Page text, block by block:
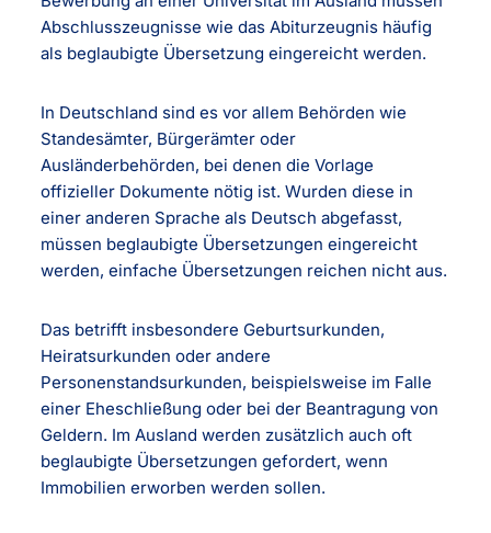
Abschlusszeugnisse wie das Abiturzeugnis häufig
als beglaubigte Übersetzung eingereicht werden.
In Deutschland sind es vor allem Behörden wie
Standesämter, Bürgerämter oder
Ausländerbehörden, bei denen die Vorlage
offizieller Dokumente nötig ist. Wurden diese in
einer anderen Sprache als Deutsch abgefasst,
müssen beglaubigte Übersetzungen eingereicht
werden, einfache Übersetzungen reichen nicht aus.
Das betrifft insbesondere Geburtsurkunden,
Heiratsurkunden oder andere
Personenstandsurkunden, beispielsweise im Falle
einer Eheschließung oder bei der Beantragung von
Geldern. Im Ausland werden zusätzlich auch oft
beglaubigte Übersetzungen gefordert, wenn
Immobilien erworben werden sollen.